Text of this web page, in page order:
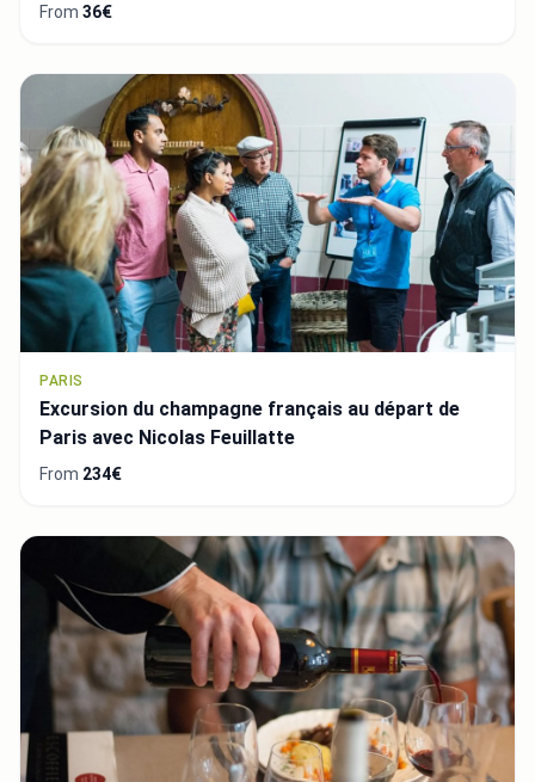
From 36€
PARIS
Excursion du champagne français au départ de
Paris avec Nicolas Feuillatte
From 234€